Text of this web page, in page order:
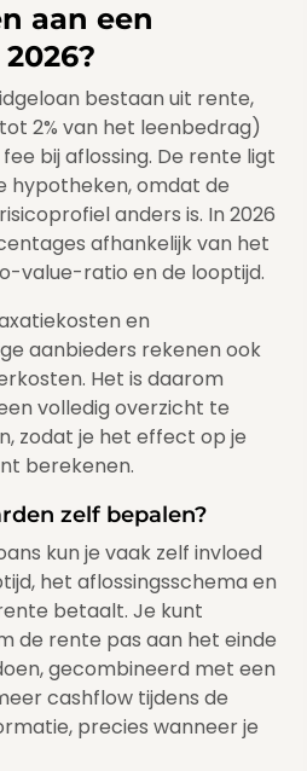
aan een
bestaan uit rente,
2% van het leenbedrag)
bij aflossing. De rente ligt
hypotheken, omdat de
anders is. In 2026
afhankelijk van het
value-ratio en de looptijd.
en
aanbieders rekenen ook
Het is daarom
volledig overzicht te
zodat je het effect op je
berekenen.
zelf bepalen?
kun je vaak zelf invloed
het aflossingsschema en
betaalt. Je kunt
de rente pas aan het einde
gecombineerd met een
cashflow tijdens de
precies wanneer je